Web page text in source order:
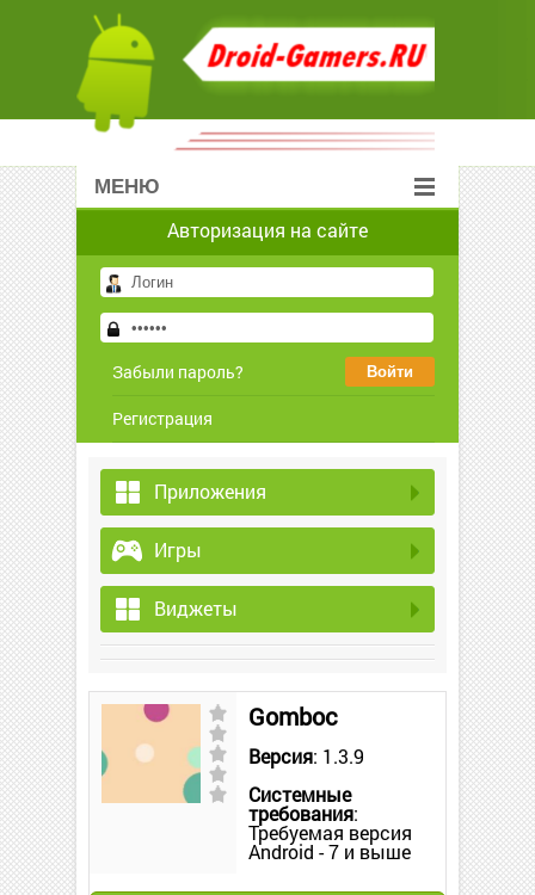
МЕНЮ
Авторизация на сайте
Забыли пароль?
Регистрация
Приложения
Игры
Виджеты
Gomboc
Версия: 1.3.9
Системные
требования:
Требуемая версия
Android - 7 и выше